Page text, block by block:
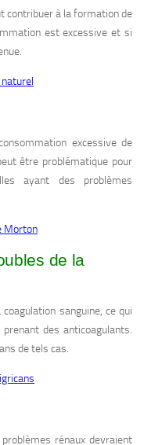
contribuer à la formation de
est excessive et si
excessive de
être problématique pour
ayant des problèmes
Morton
de la
sanguine, ce qui
des anticoagulants.
de tels cas.
rénaux devraient